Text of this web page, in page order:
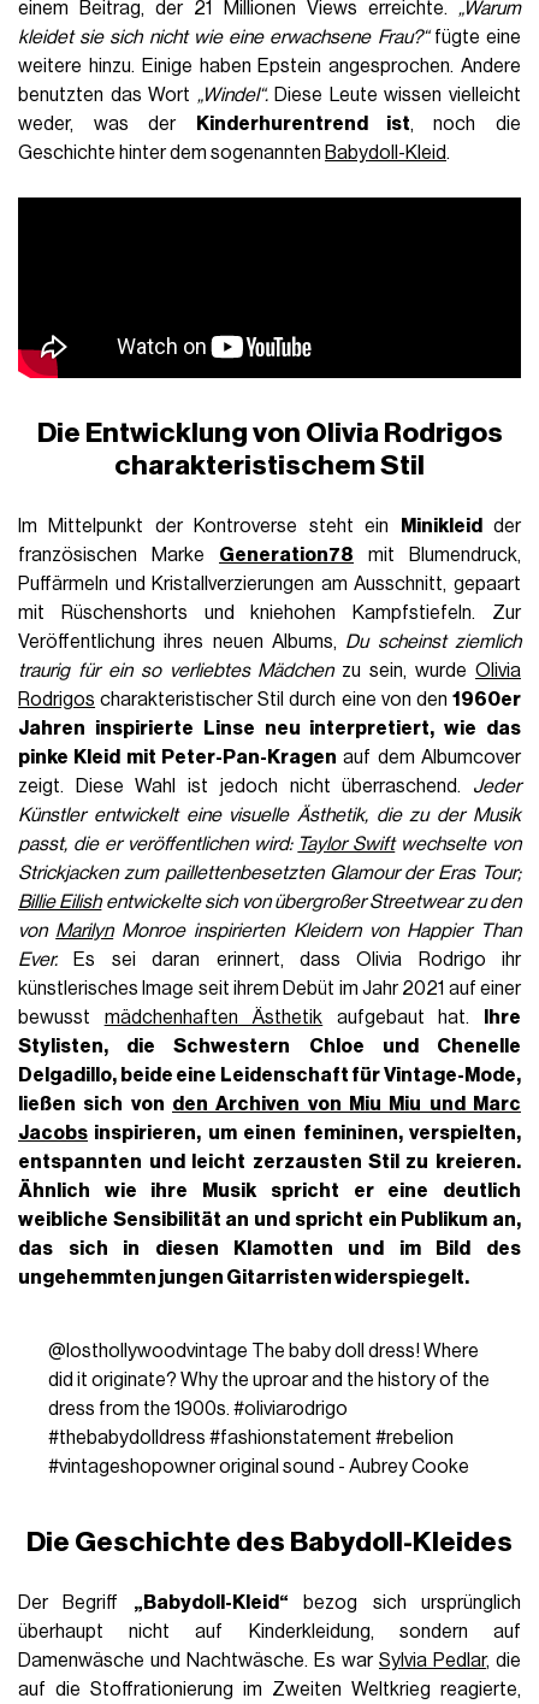
einem Beitrag, der 21 Millionen Views erreichte. „Warum
kleidet sie sich nicht wie eine erwachsene Frau?“fügte eine
weitere hinzu. Einige haben Epstein angesprochen. Andere
benutzten das Wort „Windel“.Diese Leute wissen vielleicht
weder, was der
Kinderhurentrend ist, noch die
Geschichte hinter dem sogenannten Babydoll-Kleid.
Die Entwicklung von Olivia Rodrigos
charakteristischem Stil
Im Mittelpunkt der Kontroverse steht ein Minikleid
der
französischen Marke Generation78 mit Blumendruck,
Puffärmeln und Kristallverzierungen am Ausschnitt, gepaart
mit Rüschenshorts und kniehohen Kampfstiefeln. Zur
Veröffentlichung ihres neuen Albums, Du scheinst ziemlich
traurig für ein so verliebtes Mädchenzu sein, wurde Olivia
Rodrigos charakteristischer Stil durch eine von den 1960er
Jahren inspirierte Linse neu interpretiert, wie das
pinke Kleid mit Peter-Pan-Kragen auf dem Albumcover
zeigt. Diese Wahl ist jedoch nicht überraschend. Jeder
Künstler entwickelt eine visuelle Ästhetik, die zu der Musik
passt, die er veröffentlichen wird: Taylor Swiftwechselte von
Strickjacken zum paillettenbesetzten Glamour der Eras Tour;
Billie Eilishentwickelte sich von übergroßer Streetwear zu den
von MarilynMonroe inspirierten Kleidern von Happier Than
Ever. Es sei daran erinnert, dass Olivia Rodrigo ihr
künstlerisches Image seit ihrem Debüt im Jahr 2021 auf einer
bewusst mädchenhaften Ästhetik aufgebaut hat.
Ihre
Stylisten, die Schwestern Chloe und Chenelle
Delgadillo, beide eine Leidenschaft für Vintage-Mode,
ließen sich von den Archiven von Miu Miu und Marc
Jacobs inspirieren, um einen femininen, verspielten,
entspannten und leicht zerzausten Stil zu kreieren.
Ähnlich wie ihre Musik spricht er eine deutlich
weibliche Sensibilität an und spricht ein Publikum an,
das sich in diesen Klamotten und im Bild des
ungehemmten jungen Gitarristen widerspiegelt.
@losthollywoodvintage The baby doll dress! Where
did it originate? Why the uproar and the history of the
dress from the 1900s. #oliviarodrigo
#thebabydolldress #fashionstatement #rebelion
#vintageshopowneroriginal sound - Aubrey Cooke
Die Geschichte des Babydoll-Kleides
Der Begriff „Babydoll-Kleid“ bezog sich ursprünglich
überhaupt nicht auf Kinderkleidung, sondern auf
Damenwäsche und Nachtwäsche. Es war Sylvia Pedlar, die
auf die Stoffrationierung im Zweiten Weltkrieg reagierte,